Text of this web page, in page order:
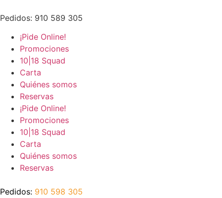
al
Pedidos: 910 589 305
¡Pide Online!
Promociones
10|18 Squad
Carta
Quiénes somos
Reservas
¡Pide Online!
Promociones
10|18 Squad
Carta
Quiénes somos
Reservas
Pedidos: 910 598 305